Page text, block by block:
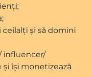
și să domini
influencer/
și își monetizează